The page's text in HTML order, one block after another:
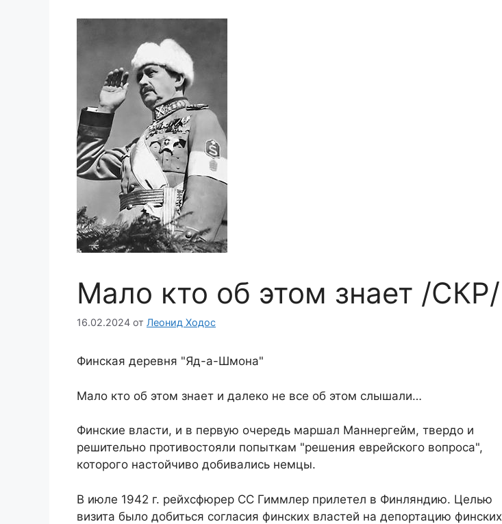
Мало кто об этом знает /СКР/
16.02.2024 от Леонид Ходос
Финская деревня "Яд-а-Шмона"
Мало кто об этом знает и далеко не все об этом слышали…
Финские власти, и в первую очередь маршал Маннергейм, твердо и
решительно противостояли попыткам "решения еврейского вопроса",
которого настойчиво добивались немцы.
В июле 1942 г. рейхсфюрер СС Гиммлер прилетел в Финляндию. Целью
визита было добиться согласия финских властей на депортацию финских